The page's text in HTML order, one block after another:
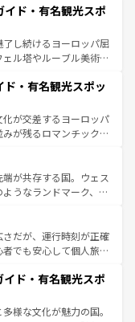
テンツ一覧を参照してほ
フラメンコ、熱気あふ
生活の一部となってい
囲気や、バルセロナの
古代ローマ遺跡や中世
なるスペインはその個
ド・有名観光スポ
し続けるヨーロッパ屈
ル塔やルーブル美術館
麗な宮殿、歴史的な大
自然が、訪れる者を心
食の国としても知ら
化遺産にも登録されて
楽しみ方が可能だ。さ
れており、どの街角に
。パリ以外の個性あふ
・有名観光スポッ
が交差するヨーロッパ
が残るロマンチック街
飽きることがない。ベ
のアルプスの絶景、そ
た風景は必見。ビール
なお、新着の
照してほしい。
が共存する国。ウェス
うなランドマーク、歴
、優雅なアフタヌーン
英国パブ、サッカー観
も豊富。イギリスを旅
だが、運行時刻が正確
でも安心して個人旅行
ならではのユニークな
なく町歩きも満喫する
め物価も高いが、旅行
ド・有名観光スポ
様な文化が魅力の国。